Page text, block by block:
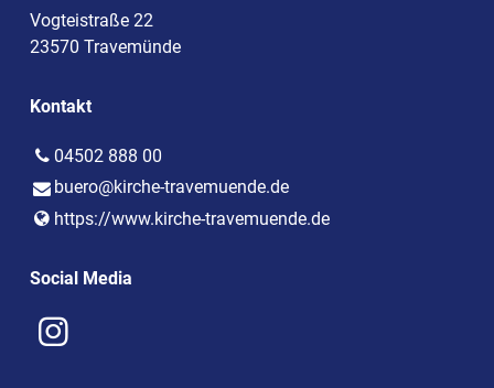
Vogteistraße 22
23570 Travemünde
Kontakt
04502 888 00
buero@​kirche-travemuende.​de
https://www.​kirche-travemuende.​de
Social Media